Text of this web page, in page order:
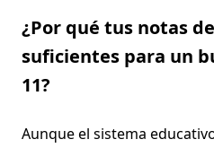
¿Por qué tus notas
suficientes para un
11?
Aunque el sistema